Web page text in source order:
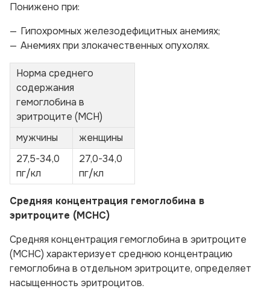
Понижено при:
Гипохромных железодефицитных анемиях;
Анемиях при злокачественных опухолях.
Норма среднего
содержания
гемоглобина в
эритроците (МСН)
мужчины
женщины
27,5-34,0
пг/кл
27,0-34,0
пг/кл
Средняя концентрация гемоглобина в
эритроците (МСНС)
Средняя концентрация гемоглобина в эритроците
(МСНС) характеризует среднюю концентрацию
гемоглобина в отдельном эритроците, определяет
насыщенность эритроцитов.